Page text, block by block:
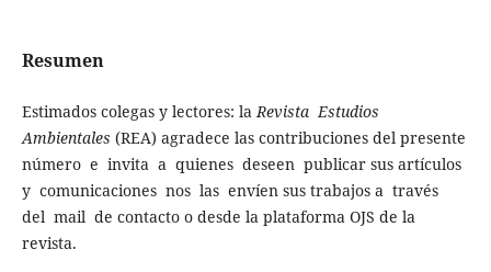
Resumen
Estimados colegas y lectores: laRevista Estudios
Ambientales (REA) agradece las contribuciones del presente
número e invita a quienes deseen publicar sus artículos
y comunicaciones nos las envíen sus trabajos a través
del mail de contacto o desde la plataforma OJS de la
revista.